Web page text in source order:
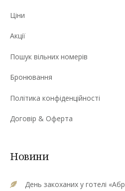
Ціни
Акції
Пошук вільних номерів
Бронювання
Політика конфіденційності
Договір & Оферта
Новини
День закоханих у готелі